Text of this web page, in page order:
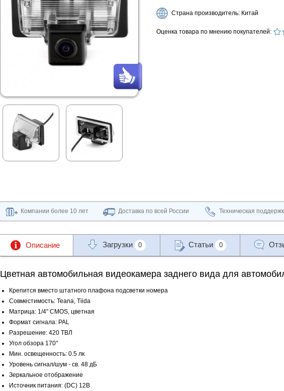
Страна производитель: Китай
Оценка товара по мнению покупателей:
Компании более 10 лет Доставка по всей России Техническая
Описание Загрузки 0 Статьи 0
Цветная автомобильная видеокамера заднего вида для
Крепится вместо штатного плафона подсветки номера
Совместимость: Teana, Tiida
Матрица: 1/4" CMOS, цветная
Формат сигнала: PAL
Разрешение: 420 ТВЛ
Угол обзора 170°
Мин. освещенность: 0.5 лк
Уровень сигнал/шум - св. 48 дБ
Зеркальное отображение
Источник питания: (DC) 12В